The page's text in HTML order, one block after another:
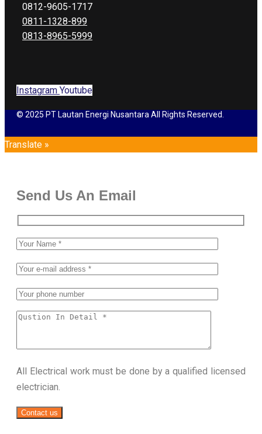
0812-9605-1717
0811-1328-899
0813-8965-5999
Instagram Youtube
© 2025 PT Lautan Energi Nusantara All Rights Reserved.
Translate »
Send Us An Email
All Electrical work must be done by a qualified licensed
electrician.
Contact us